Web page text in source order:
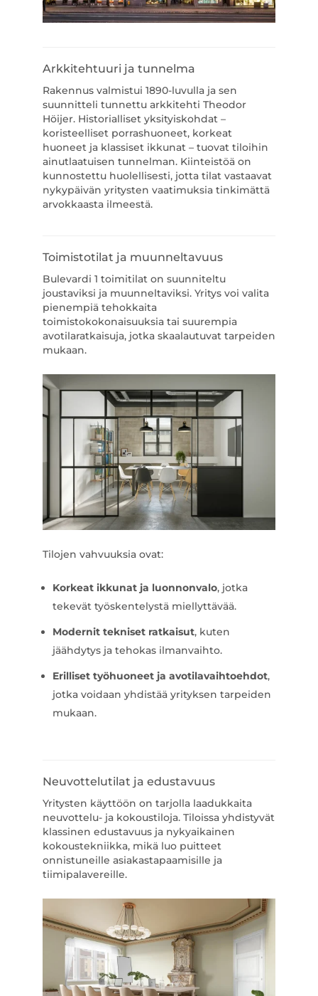
Arkkitehtuuri ja tunnelma
Rakennus valmistui 1890-luvulla ja sen
suunnitteli tunnettu arkkitehti Theodor
Höijer. Historialliset yksityiskohdat –
koristeelliset porrashuoneet, korkeat
huoneet ja klassiset ikkunat – tuovat tiloihin
ainutlaatuisen tunnelman. Kiinteistöä on
kunnostettu huolellisesti, jotta tilat vastaavat
nykypäivän yritysten vaatimuksia tinkimättä
arvokkaasta ilmeestä.
Toimistotilat ja muunneltavuus
Bulevardi 1 toimitilat on suunniteltu
joustaviksi ja muunneltaviksi. Yritys voi valita
pienempiä tehokkaita
toimistokokonaisuuksia tai suurempia
avotilaratkaisuja, jotka skaalautuvat tarpeiden
mukaan.
Tilojen vahvuuksia ovat:
Korkeat ikkunat ja luonnonvalo, jotka
tekevät työskentelystä miellyttävää.
Modernit tekniset ratkaisut, kuten
jäähdytys ja tehokas ilmanvaihto.
Erilliset työhuoneet ja avotilavaihtoehdot,
jotka voidaan yhdistää yrityksen tarpeiden
mukaan.
Neuvottelutilat ja edustavuus
Yritysten käyttöön on tarjolla laadukkaita
neuvottelu- ja kokoustiloja. Tiloissa yhdistyvät
klassinen edustavuus ja nykyaikainen
kokoustekniikka, mikä luo puitteet
onnistuneille asiakastapaamisille ja
tiimipalavereille.